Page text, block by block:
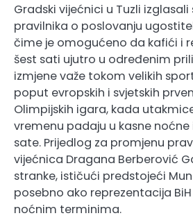
Gradski vijećnici u Tuzli izglasali
pravilnika o poslovanju
čime je omogućeno da kafići i
šest sati ujutro u određenim
izmjene važe tokom velikih
poput evropskih i svjetskih
Olimpijskih igara, kada
vremenu padaju u kasne
sate. Prijedlog za promjenu
vijećnica Dragana Berberović
stranke, ističući predstojeći
posebno ako reprezentacija
noćnim terminima.